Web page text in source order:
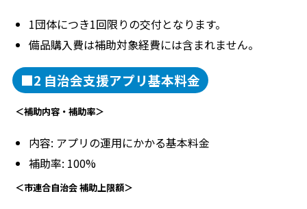
1団体につき1回限りの交付となります。
備品購入費は補助対象経費には含まれません。
■2 自治会支援アプリ基本料金
＜補助内容・補助率＞
内容: アプリの運用にかかる基本料金
補助率: 100%
＜市連合自治会 補助上限額＞